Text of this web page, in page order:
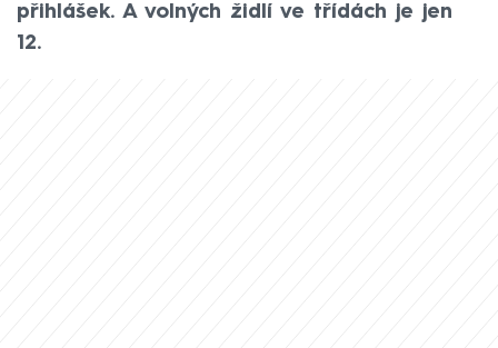
přihlášek. A volných židlí ve třídách je jen
12.